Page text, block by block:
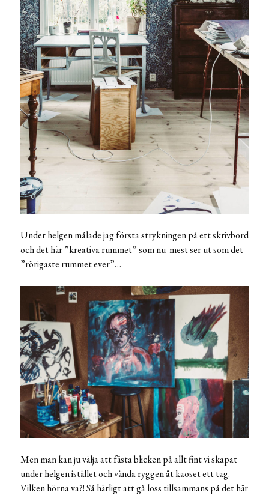
Under helgen målade jag första strykningen på ett skrivbord
och det här ”kreativa rummet” som nu mest ser ut som det
”rörigaste rummet ever”…
Men man kan ju välja att fästa blicken på allt fint vi skapat
under helgen istället och vända ryggen åt kaoset ett tag.
Vilken hörna va?! Så härligt att gå loss tillsammans på det här